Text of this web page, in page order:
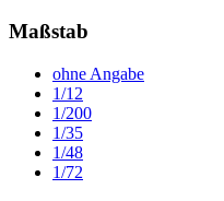
Maßstab
ohne Angabe
1/12
1/200
1/35
1/48
1/72